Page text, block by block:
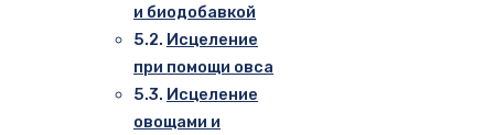
и биодобавкой
Исцеление
при помощи овса
Исцеление
овощами и